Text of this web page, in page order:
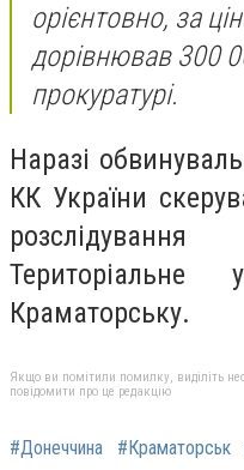
орієнтовно, за
дорівнював 300
прокуратурі.
Наразі
КК України
Краматорську.
Якщо ви помітили помилку, виділіть
повідомити про це редакцію
#Донеччина #Краматорськ